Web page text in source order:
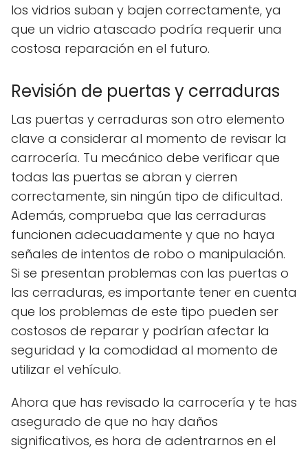
los vidrios suban y bajen correctamente, ya
que un vidrio atascado podría requerir una
costosa reparación en el futuro.
Revisión de puertas y cerraduras
Las puertas y cerraduras son otro elemento
clave a considerar al momento de revisar la
carrocería. Tu mecánico debe verificar que
todas las puertas se abran y cierren
correctamente, sin ningún tipo de dificultad.
Además, comprueba que las cerraduras
funcionen adecuadamente y que no haya
señales de intentos de robo o manipulación.
Si se presentan problemas con las puertas o
las cerraduras, es importante tener en cuenta
que los problemas de este tipo pueden ser
costosos de reparar y podrían afectar la
seguridad y la comodidad al momento de
utilizar el vehículo.
Ahora que has revisado la carrocería y te has
asegurado de que no hay daños
significativos, es hora de adentrarnos en el